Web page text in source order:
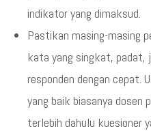
indikator yang dimaksud.
Pastikan masing-masing
kata yang singkat, padat,
responden dengan cepat.
yang baik biasanya dosen
terlebih dahulu kuesioner